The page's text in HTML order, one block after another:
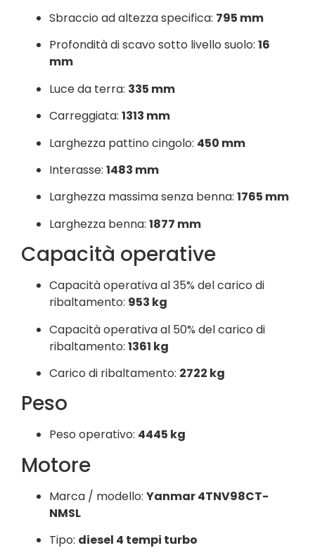
Sbraccio ad altezza specifica: 795 mm
Profondità di scavo sotto livello suolo: 16
mm
Luce da terra: 335 mm
Carreggiata: 1313 mm
Larghezza pattino cingolo: 450 mm
Interasse: 1483 mm
Larghezza massima senza benna: 1765 mm
Larghezza benna: 1877 mm
Capacità operative
Capacità operativa al 35% del carico di
ribaltamento: 953 kg
Capacità operativa al 50% del carico di
ribaltamento: 1361 kg
Carico di ribaltamento: 2722 kg
Peso
Peso operativo: 4445 kg
Motore
Marca / modello: Yanmar 4TNV98CT-
NMSL
Tipo: diesel 4 tempi turbo